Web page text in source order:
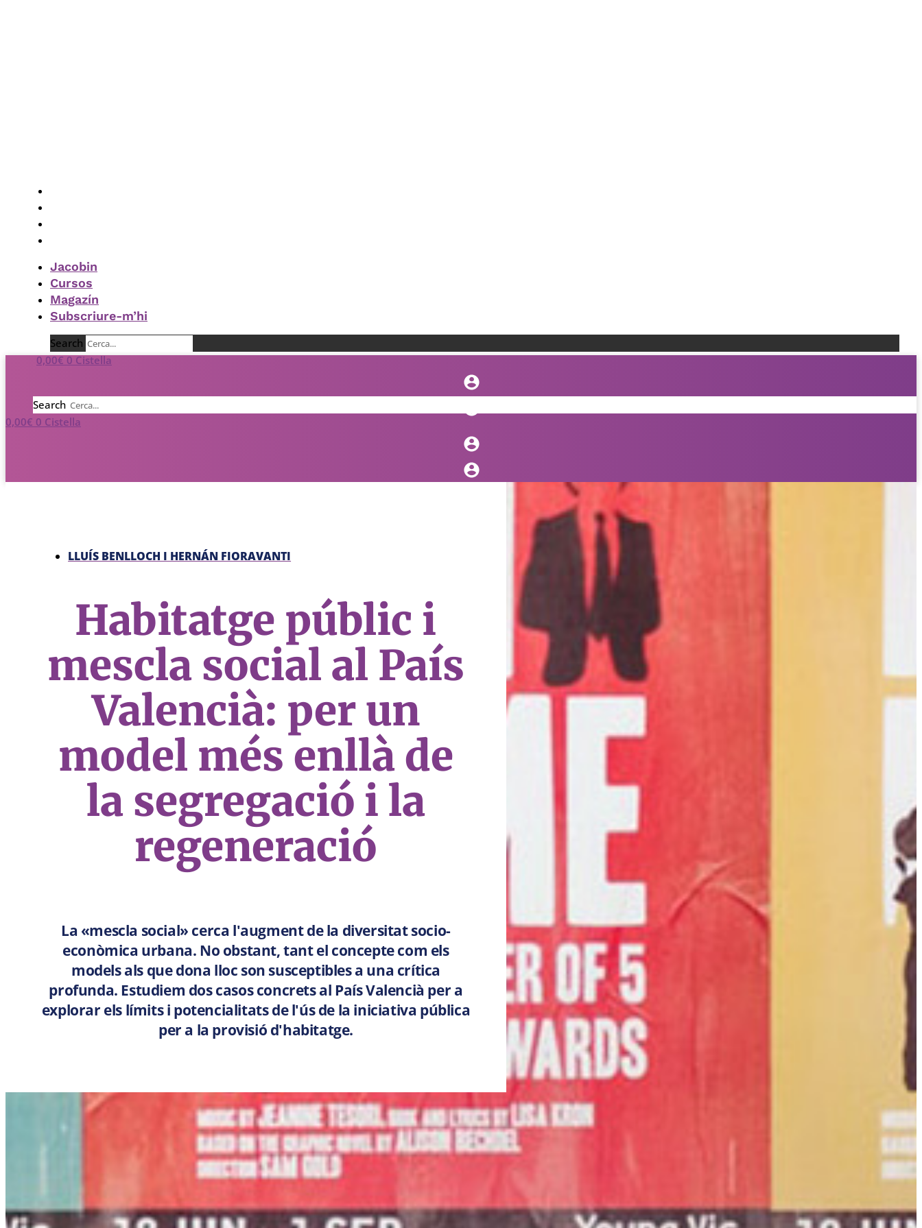
Jacobin
Cursos
Magazín
Subscriure-m’hi
Search
0,00€ 0 Cistella
Search
0,00€ 0 Cistella
LLUÍS BENLLOCH I HERNÁN FIORAVANTI
Habitatge públic i
mescla social al País
Valencià: per un
model més enllà de
la segregació i la
regeneració
La «mescla social» cerca l'augment de la diversitat socio-
econòmica urbana. No obstant, tant el concepte com els
models als que dona lloc son susceptibles a una crítica
profunda. Estudiem dos casos concrets al País Valencià per a
explorar els límits i potencialitats de l'ús de la iniciativa pública
per a la provisió d'habitatge.